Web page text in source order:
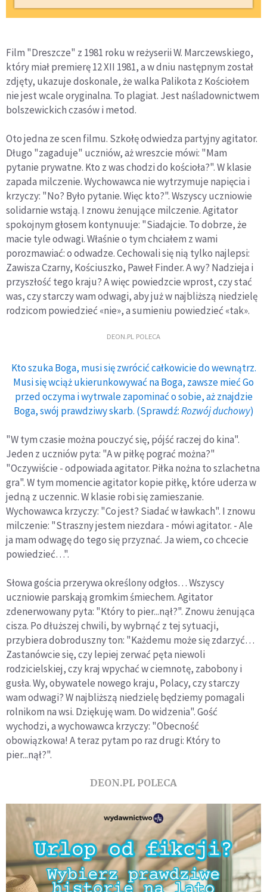
Film "Dreszcze" z 1981 roku w reżyserii W. Marczewskiego,
który miał premierę 12 XII 1981, a w dniu następnym został
zdjęty, ukazuje doskonale, że walka Palikota z Kościołem
nie jest wcale oryginalna. To plagiat. Jest naśladownictwem
bolszewickich czasów i metod.
Oto jedna ze scen filmu. Szkołę odwiedza partyjny agitator.
Długo "zagaduje" uczniów, aż wreszcie mówi: "Mam
pytanie prywatne. Kto z was chodzi do kościoła?". W klasie
zapada milczenie. Wychowawca nie wytrzymuje napięcia i
krzyczy: "No? Było pytanie. Więc kto?". Wszyscy uczniowie
solidarnie wstają. I znowu żenujące milczenie. Agitator
spokojnym głosem kontynuuje: "Siadajcie. To dobrze, że
macie tyle odwagi. Właśnie o tym chciałem z wami
porozmawiać: o odwadze. Cechowali się nią tylko najlepsi:
Zawisza Czarny, Kościuszko, Paweł Finder. A wy? Nadzieja i
przyszłość tego kraju? A więc powiedzcie wprost, czy stać
was, czy starczy wam odwagi, aby już w najbliższą niedzielę
rodzicom powiedzieć «nie», a sumieniu powiedzieć «tak».
DEON.PL POLECA
Kto szuka Boga, musi się zwrócić całkowicie do wewnątrz.
Musi się wciąż ukierunkowywać na Boga, zawsze mieć Go
przed oczyma i wytrwale zapominać o sobie, aż znajdzie
Boga, swój prawdziwy skarb. (Sprawdź:Rozwój duchowy)
"W tym czasie można pouczyć się, pójść raczej do kina".
Jeden z uczniów pyta: "A w piłkę pograć można?"
"Oczywiście - odpowiada agitator. Piłka nożna to szlachetna
gra". W tym momencie agitator kopie piłkę, które uderza w
jedną z uczennic. W klasie robi się zamieszanie.
Wychowawca krzyczy: "Co jest? Siadać w ławkach". I znowu
milczenie: "Straszny jestem niezdara - mówi agitator. - Ale
ja mam odwagę do tego się przyznać. Ja wiem, co chcecie
powiedzieć…".
Słowa gościa przerywa określony odgłos… Wszyscy
uczniowie parskają gromkim śmiechem. Agitator
zdenerwowany pyta: "Który to pier...nął?". Znowu żenująca
cisza. Po dłuższej chwili, by wybrnąć z tej sytuacji,
przybiera dobroduszny ton: "Każdemu może się zdarzyć…
Zastanówcie się, czy lepiej zerwać pęta niewoli
rodzicielskiej, czy kraj wpychać w ciemnotę, zabobony i
gusła. Wy, obywatele nowego kraju, Polacy, czy starczy
wam odwagi? W najbliższą niedzielę będziemy pomagali
rolnikom na wsi. Dziękuję wam. Do widzenia". Gość
wychodzi, a wychowawca krzyczy: "Obecność
obowiązkowa! A teraz pytam po raz drugi: Który to
pier...nął?".
DEON.PL POLECA